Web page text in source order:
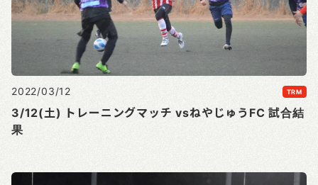
2022/03/12 TRM
3/12(土) トレーニングマッチ vsねやじゅうFC 試合結
果